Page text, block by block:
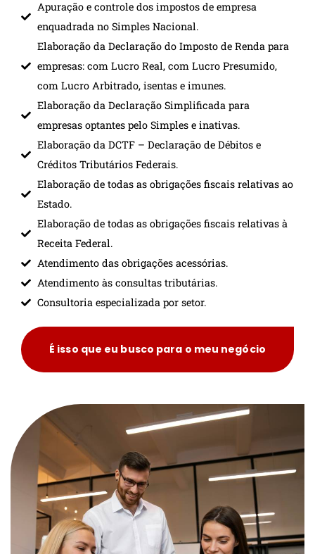
Apuração e controle dos impostos de empresa
enquadrada no Simples Nacional.
Elaboração da Declaração do Imposto de Renda para
empresas: com Lucro Real, com Lucro Presumido,
com Lucro Arbitrado, isentas e imunes.
Elaboração da Declaração Simplificada para
empresas optantes pelo Simples e inativas.
Elaboração da DCTF – Declaração de Débitos e
Créditos Tributários Federais.
Elaboração de todas as obrigações fiscais relativas ao
Estado.
Elaboração de todas as obrigações fiscais relativas à
Receita Federal.
Atendimento das obrigações acessórias.
Atendimento às consultas tributárias.
Consultoria especializada por setor.
É isso que eu busco para o meu negócio